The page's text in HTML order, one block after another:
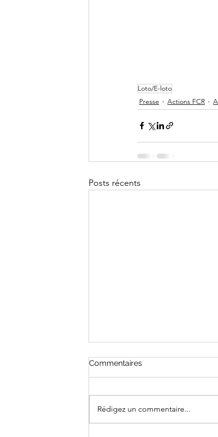
Loto/E-loto
Presse
Actions FCR
Posts récents
Commentaires
Rédigez un commentaire...